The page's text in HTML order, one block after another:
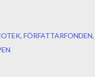
FÖRFATTARFONDEN